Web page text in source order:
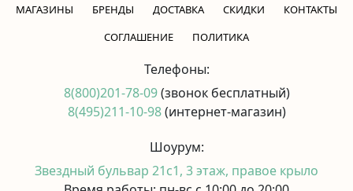
МАГАЗИНЫ БРЕНДЫ ДОСТАВКА СКИДКИ
КОНТАКТЫ
CОГЛАШЕНИЕ
ПОЛИТИКА
Телефоны:
8(800)201-78-09(звонок бесплатный)
8(495)211-10-98(интернет-магазин)
Шоурум:
Звездный бульвар 21с1, 3 этаж, правое крыло